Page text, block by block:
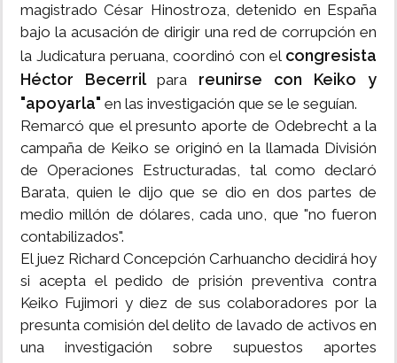
magistrado César Hinostroza, detenido en España
bajo la acusación de dirigir una red de corrupción en
la Judicatura peruana, coordinó con el congresista
Héctor Becerril para reunirse con Keiko y
"apoyarla" en las investigación que se le seguían.
Remarcó que el presunto aporte de Odebrecht a la
campaña de Keiko se originó en la llamada División
de Operaciones Estructuradas, tal como declaró
Barata, quien le dijo que se dio en dos partes de
medio millón de dólares, cada uno, que "no fueron
contabilizados".
El juez Richard Concepción Carhuancho decidirá hoy
si acepta el pedido de prisión preventiva contra
Keiko Fujimori y diez de sus colaboradores por la
presunta comisión del delito de lavado de activos en
una investigación sobre supuestos aportes